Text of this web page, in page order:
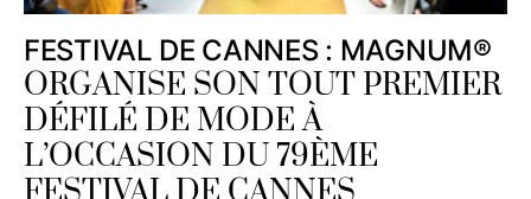
FESTIVAL DE CANNES : MAGNUM®
ORGANISE SON TOUT PREMIER
DÉFILÉ DE MODE À
L’OCCASION DU 79ÈME